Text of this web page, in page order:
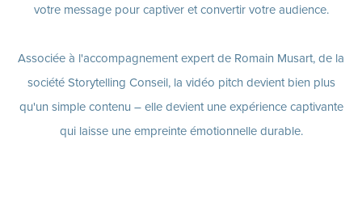
votre message pour captiver et convertir votre audience.
Associée à l'accompagnement expert de Romain Musart, de la
société Storytelling Conseil, la vidéo pitch devient bien plus
qu'un simple contenu – elle devient une expérience captivante
qui laisse une empreinte émotionnelle durable.